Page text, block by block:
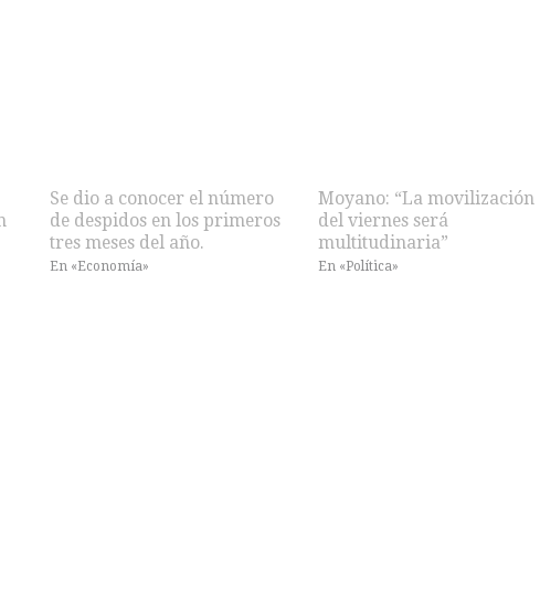
Se dio a conocer el número
de despidos en los primeros
tres meses del año.
En «Economía»
Moyano: “La movilización
del viernes será
multitudinaria”
En «Política»